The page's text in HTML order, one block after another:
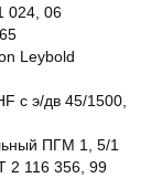
024, 06
Leybold
с э/дв 45/1500,
ПГМ 1, 5/1
2 116 356, 99